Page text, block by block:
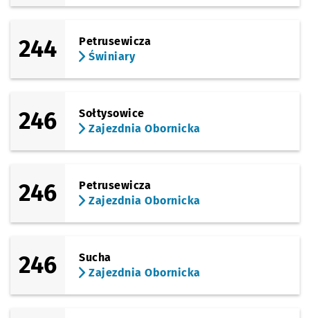
244
Petrusewicza
Świniary
246
Sołtysowice
Zajezdnia Obornicka
246
Petrusewicza
Zajezdnia Obornicka
246
Sucha
Zajezdnia Obornicka